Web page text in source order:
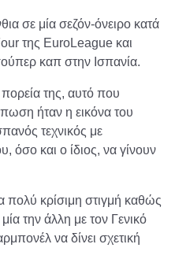
σε μία σεζόν-όνειρο κατά
της EuroLeague και
καπ στην Ισπανία.
της, αυτό που
ήταν η εικόνα του
τεχνικός με
όσο και ο ίδιος, να γίνουν
πολύ κρίσιμη στιγμή καθώς
την άλλη με τον Γενικό
να δίνει σχετική